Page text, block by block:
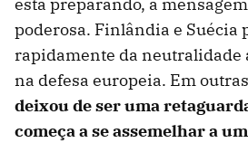
está preparando, a
poderosa. Finlândia e Suécia
rapidamente da neutralidade
na defesa europeia. Em
deixou de ser uma
começa a se assemelhar a